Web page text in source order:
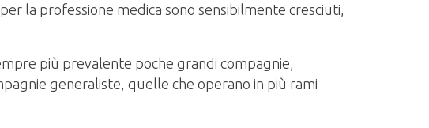
la professione medica sono sensibilmente cresciuti,
più prevalente poche grandi compagnie,
generaliste, quelle che operano in più rami